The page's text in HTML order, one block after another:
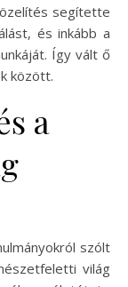
segítette
és inkább a
Így vált ő
között.
a
szólt
világ